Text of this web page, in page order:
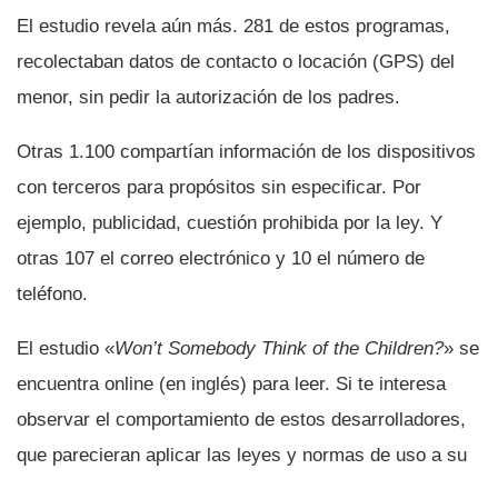
El estudio revela aún más. 281 de estos programas,
recolectaban datos de contacto o locación (GPS) del
menor, sin pedir la autorización de los padres.
Otras 1.100 compartí­an información de los dispositivos
con terceros para propósitos sin especificar. Por
ejemplo, publicidad, cuestión prohibida por la ley. Y
otras 107 el correo electrónico y 10 el número de
teléfono.
El estudio «Won’t Somebody Think of the Children?» se
encuentra online (en inglés) para leer. Si te interesa
observar el comportamiento de estos desarrolladores,
que parecieran aplicar las leyes y normas de uso a su